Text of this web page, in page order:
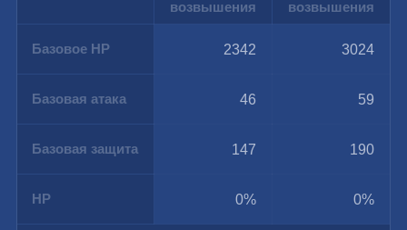
возвышения
возвышения
Базовое HP 2342 3024
Базовая атака 46 59
Базовая защита 147 190
HP 0% 0%